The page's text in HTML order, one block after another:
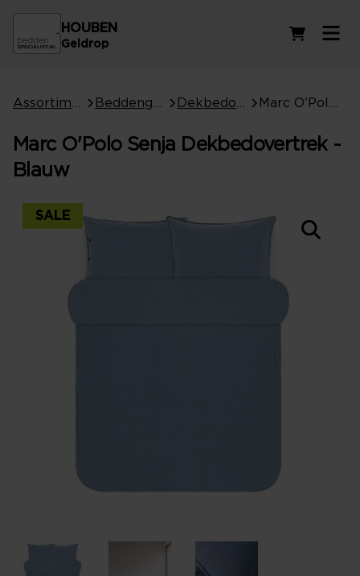
HOUBEN
Geldrop
Marc O'Polo Senja Dekbedovertrek -
Blauw
SALE